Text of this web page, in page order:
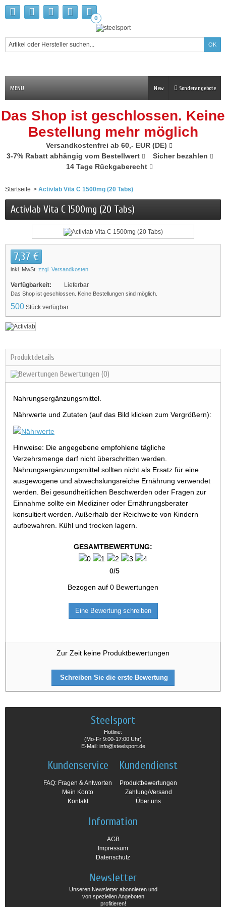
0
MENU Sonderangebote
New
Das Shop ist geschlossen. Keine
Bestellung mehr möglich
Versandkostenfrei ab 60,- EUR (DE)
3-7% Rabatt abhängig vom Bestellwert
Sicher bezahlen
14 Tage Rückgaberecht
Startseite > Activlab Vita C 1500mg (20 Tabs)
Activlab Vita C 1500mg (20 Tabs)
7,37 €
inkl. MwSt. zzgl. Versandkosten
Verfügbarkeit: Lieferbar
Das Shop ist geschlossen. Keine Bestellungen sind möglich.
500 Stück verfügbar
Produktdetails
Bewertungen (0)
Nahrungsergänzungsmittel.
Nährwerte und Zutaten (auf das Bild klicken zum Vergrößern):
Hinweise: Die angegebene empfohlene tägliche
Verzehrsmenge darf nicht überschritten werden.
Nahrungsergänzungsmittel sollten nicht als Ersatz für eine
ausgewogene und abwechslungsreiche Ernährung verwendet
werden. Bei gesundheitlichen Beschwerden oder Fragen zur
Einnahme sollte ein Mediziner oder Ernährungsberater
konsultiert werden. Außerhalb der Reichweite von Kindern
aufbewahren. Kühl und trocken lagern.
GESAMTBEWERTUNG:
0/5
Bezogen auf 0 Bewertungen
Eine Bewertung schreiben
Zur Zeit keine Produktbewertungen
Schreiben Sie die erste Bewertung
Steelsport
Hotline:
(Mo-Fr 9:00-17:00 Uhr)
E-Mail: info@steelsport.de
Kundenservice
FAQ: Fragen & Antworten
Mein Konto
Kontakt
Kundendienst
Produktbewertungen
Zahlung/Versand
Über uns
Information
AGB
Impressum
Datenschutz
Newsletter
Unseren Newsletter abonnieren und
von speziellen Angeboten
profitieren!